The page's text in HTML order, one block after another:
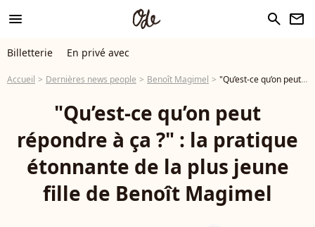
menu search newsletter
Billetterie En privé avec
Accueil Dernières news people Benoît Magimel "Qu’est-ce qu’on peut répondre à ça ?" : la pratique étonnante de la plus jeune fille de Benoît Magimel
"Qu’est-ce qu’on peut
répondre à ça ?" : la pratique
étonnante de la plus jeune
fille de Benoît Magimel